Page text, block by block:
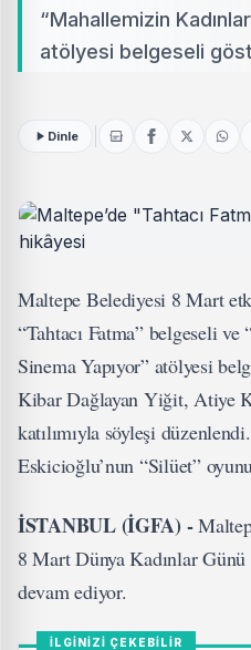
“Mahallemizin
atölyesi belgeseli
Dinle
Maltepe Belediyesi 8 Mart
“Tahtacı Fatma” belgeseli
Sinema Yapıyor” atölyesi
Kibar Dağlayan Yiğit, Atiye
katılımıyla söyleşi
Eskicioğlu’nun “Silüet”
İSTANBUL (İGFA) -
8 Mart Dünya Kadınlar
devam ediyor.
İLGİNİZİ ÇEKEBİLİR